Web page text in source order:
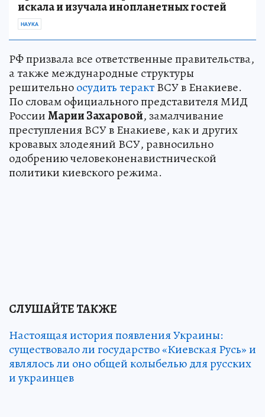
искала и изучала инопланетных гостей
НАУКА
РФ призвала все ответственные правительства,
а также международные структуры
решительноосудить терактВСУ в Енакиеве.
По словам официального представителя МИД
РоссииМарии Захаровой, замалчивание
преступления ВСУ в Енакиеве, как и других
кровавых злодеяний ВСУ, равносильно
одобрению человеконенавистнической
политики киевского режима.
СЛУШАЙТЕ ТАКЖЕ
Настоящая история появления Украины:
существовало ли государство «Киевская Русь» и
являлось ли оно общей колыбелью для русских
и украинцев